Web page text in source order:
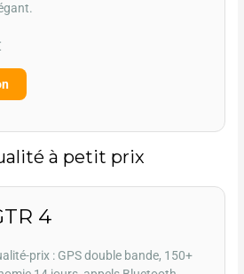
à petit prix
4
prix : GPS double bande, 150+